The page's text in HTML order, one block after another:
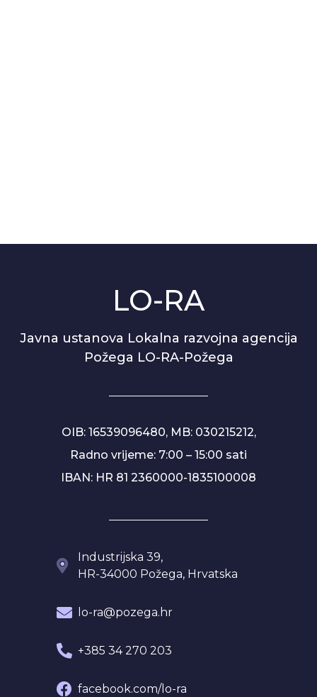
LO-RA
Javna ustanova Lokalna razvojna agencija
Požega LO-RA-Požega
OIB: 16539096480, MB: 030215212,
Radno vrijeme: 7:00 – 15:00 sati
IBAN: HR 81 2360000-1835100008
Industrijska 39,
HR-34000 Požega, Hrvatska
lo-ra@pozega.hr
+385 34 270 203
facebook.com/lo-ra